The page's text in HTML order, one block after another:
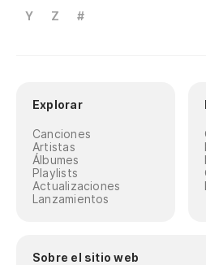
Y
Z #
Explorar
Canciones
Artistas
Álbumes
Playlists
Actualizaciones
Lanzamientos
Sobre el sitio web